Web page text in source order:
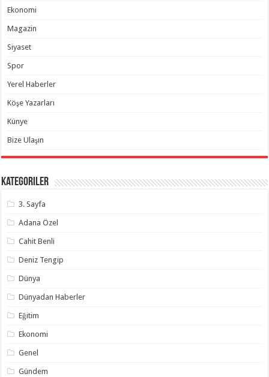
Ekonomi
Magazin
Siyaset
Spor
Yerel Haberler
Köşe Yazarları
Künye
Bize Ulaşın
Kategoriler
3. Sayfa
Adana Özel
Cahit Benli
Deniz Tengip
Dünya
Dünyadan Haberler
Eğitim
Ekonomi
Genel
Gündem